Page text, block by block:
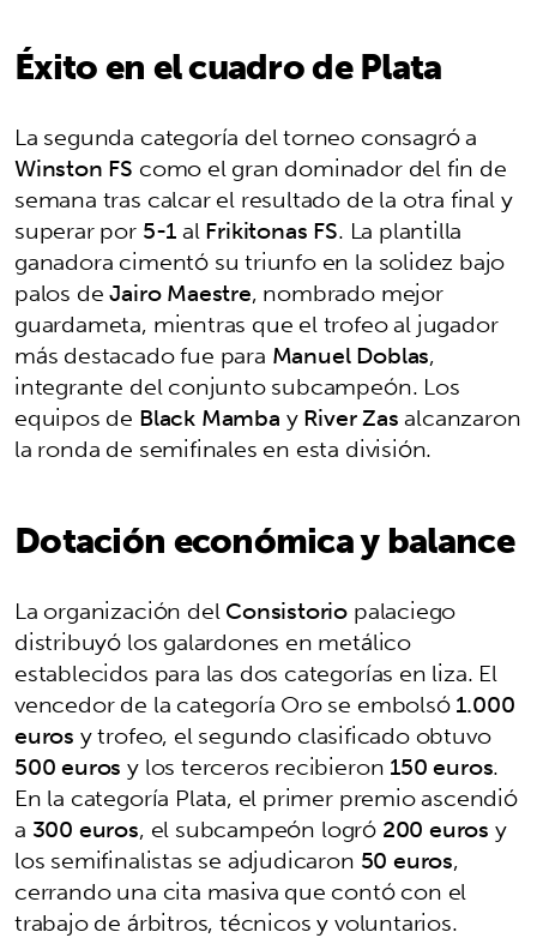
Éxito en el cuadro de Plata
La segunda categoría del torneo consagró a
Winston FS como el gran dominador del fin de
semana tras calcar el resultado de la otra final y
superar por5-1alFrikitonas FS. La plantilla
ganadora cimentó su triunfo en la solidez bajo
palos deJairo Maestre, nombrado mejor
guardameta, mientras que el trofeo al jugador
más destacado fue para Manuel Doblas,
integrante del conjunto subcampeón. Los
equipos de Black MambayRiver Zasalcanzaron
la ronda de semifinales en esta división.
Dotación económica y balance
La organización delConsistoriopalaciego
distribuyó los galardones en metálico
establecidos para las dos categorías en liza. El
vencedor de la categoría Oro se embolsó1.000
eurosy trofeo, el segundo clasificado obtuvo
500 eurosy los terceros recibieron150 euros.
En la categoría Plata, el primer premio ascendió
a 300 euros, el subcampeón logró200 eurosy
los semifinalistas se adjudicaron 50 euros,
cerrando una cita masiva que contó con el
trabajo de árbitros, técnicos y voluntarios.